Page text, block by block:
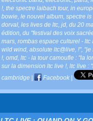
! the spectre laibach tour, in
bowie le nouvel album spectre
dorval les lives de ltc jd du 20
édition du "festival des voix
mars rombas espace culturel -
wild wind absolute ltc@live !", "je
! omd ltc - la tour camoufle : "la
sur la dimension ltc live ! ltc live :
cambridge
Facebook